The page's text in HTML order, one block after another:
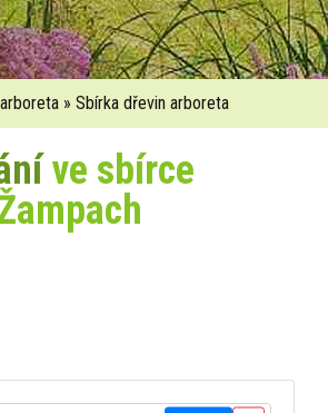
» Sbírka dřevin arboreta
ve sbírce